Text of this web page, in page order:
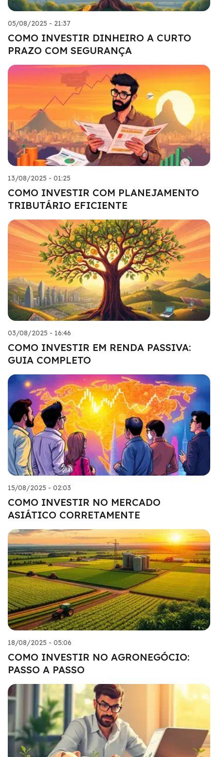
05/08/2025 - 21:37
COMO INVESTIR DINHEIRO A CURTO
PRAZO COM SEGURANÇA
13/08/2025 - 01:25
COMO INVESTIR COM PLANEJAMENTO
TRIBUTÁRIO EFICIENTE
03/08/2025 - 16:46
COMO INVESTIR EM RENDA PASSIVA:
GUIA COMPLETO
15/08/2025 - 02:03
COMO INVESTIR NO MERCADO
ASIÁTICO CORRETAMENTE
18/08/2025 - 05:06
COMO INVESTIR NO AGRONEGÓCIO:
PASSO A PASSO